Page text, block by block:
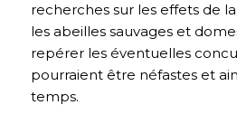
recherches sur les effets de
les abeilles sauvages et
repérer les éventuelles
pourraient être néfastes et
temps.